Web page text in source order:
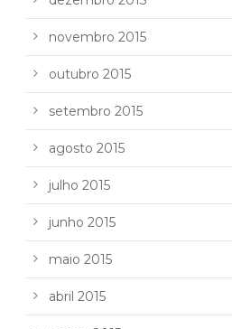
novembro 2015
outubro 2015
setembro 2015
agosto 2015
julho 2015
junho 2015
maio 2015
abril 2015